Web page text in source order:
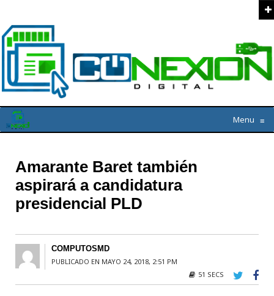
Menu ≡
Amarante Baret también
aspirará a candidatura
presidencial PLD
COMPUTOSMD
PUBLICADO EN MAYO 24, 2018, 2:51 PM
51 SECS